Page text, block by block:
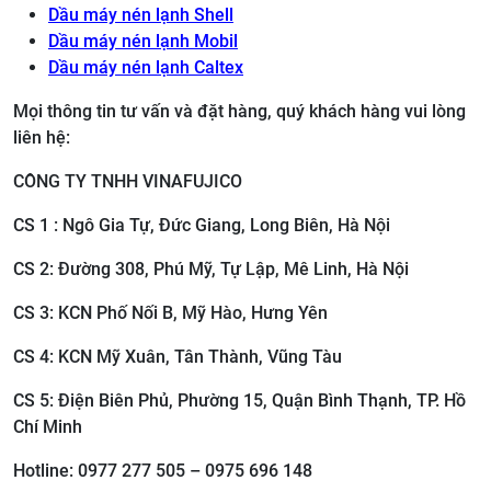
Dầu máy nén lạnh Shell
Dầu máy nén lạnh Mobil
Dầu máy nén lạnh Caltex
Mọi thông tin tư vấn và đặt hàng, quý khách hàng vui lòng
liên hệ:
CÔNG TY TNHH VINAFUJICO
CS 1 : Ngô Gia Tự, Đức Giang, Long Biên, Hà Nội
CS 2: ​Đường 308, Phú Mỹ, Tự Lập, Mê Linh, Hà Nội
CS 3: ​KCN Phố Nối B, Mỹ Hào, Hưng Yên
CS 4: KCN Mỹ Xuân, Tân Thành, Vũng Tàu
CS 5: Điện Biên Phủ, Phường 15, Quận Bình Thạnh, TP. Hồ
Chí Minh
Hotline: 0977 277 505 – 0975 696 148